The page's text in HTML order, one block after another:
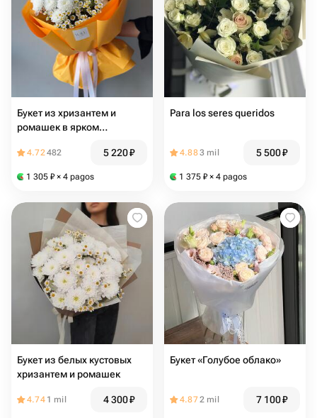
Букет из хризантем и
ромашек в ярком
4.72482 5 220₽
1 305 ₽ × 4 pagos
Para los seres queridos
4.883 mil 5 500₽
1 375 ₽ × 4 pagos
Букет из белых кустовых
хризантем и ромашек
4.74 1 mil 4 300₽
Букет «Голубое облако»
4.872 mil 7 100₽